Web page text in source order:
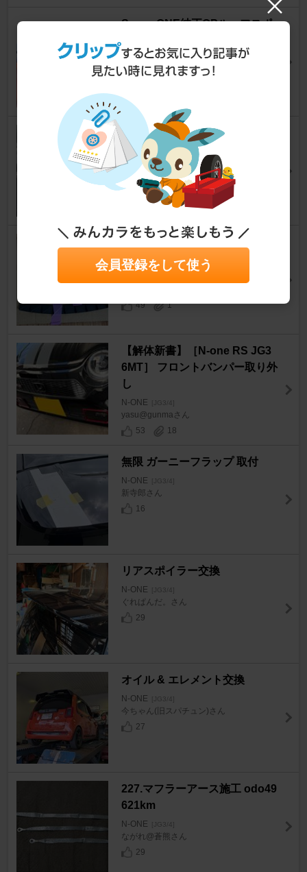
Super-ONE純正OPルーフスポ
イラー取り付け
N-ONE [JG3/4]
今ちゃん(旧スパチュン)さん
シェブロン装着
N-ONE [JG3/4]
ひろ＠N-ONEさん
19
0
AdvantAirエアロタービュレー
ター貼付け
49
1
【解体新書】［N-one RS JG3
6MT］ フロントバンパー取り外
し
N-ONE [JG3/4]
yasu@gunmaさん
53
18
無限 ガーニーフラップ 取付
N-ONE [JG3/4]
新寺郎さん
16
リアスポイラー交換
N-ONE [JG3/4]
ぐれぱんだ。さん
29
オイル & エレメント交換
N-ONE [JG3/4]
今ちゃん(旧スパチュン)さん
27
227.マフラーアース施工 odo49
621km
N-ONE [JG3/4]
ながれ@蒼熊さん
29
会員登録をして使う